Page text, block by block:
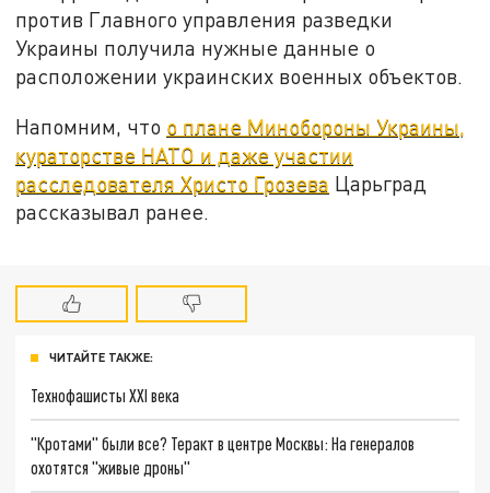
против Главного управления разведки
Украины получила нужные данные о
расположении украинских военных объектов.
Напомним, что о плане Минобороны Украины,
кураторстве НАТО и даже участии
расследователя Христо Грозева Царьград
рассказывал ранее.
ЧИТАЙТЕ ТАКЖЕ:
Технофашисты XXI века
"Кротами" были все? Теракт в центре Москвы: На генералов
охотятся "живые дроны"